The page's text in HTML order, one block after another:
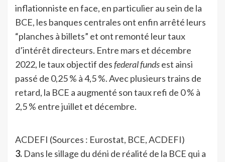
inflationniste en face, en particulier au sein de la
BCE, les banques centrales ont enfin arrêté leurs
“planches à billets” et ont remonté leur taux
d’intérêt directeurs. Entre mars et décembre
2022, le taux objectif desfederal fundsest ainsi
passé de 0,25 % à 4,5 %. Avec plusieurs trains de
retard, la BCE a augmenté son taux refi de 0 % à
2,5 % entre juillet et décembre.
ACDEFI (Sources : Eurostat, BCE, ACDEFI)
3. Dans le sillage du déni de réalité de la BCE qui a